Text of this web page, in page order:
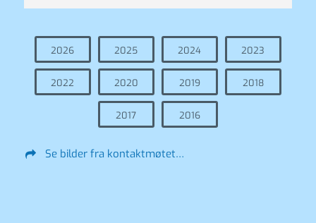
2026 2025 2024 2023
2022 2020 2019 2018
2017 2016
Se bilder fra kontaktmøtet…